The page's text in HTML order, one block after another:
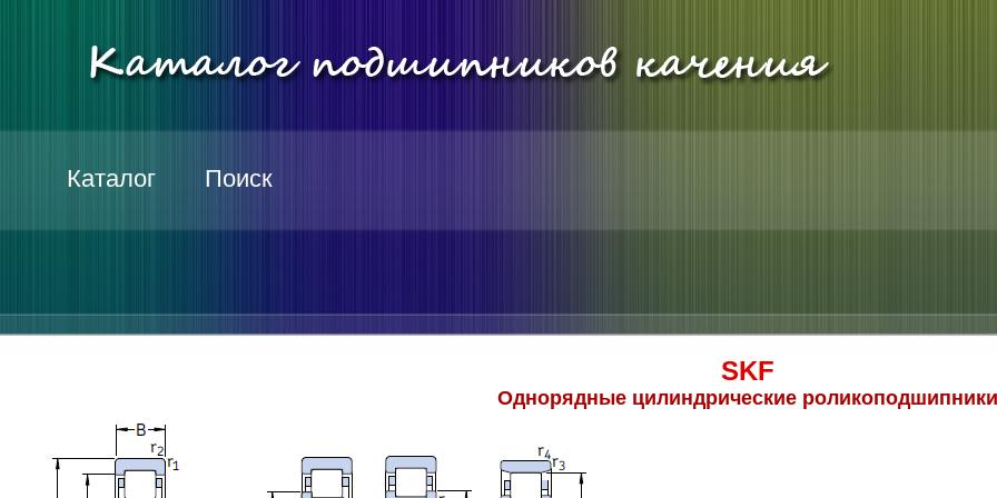
Каталог Поиск
SKF
Однорядные цилиндрические роликоподшипники